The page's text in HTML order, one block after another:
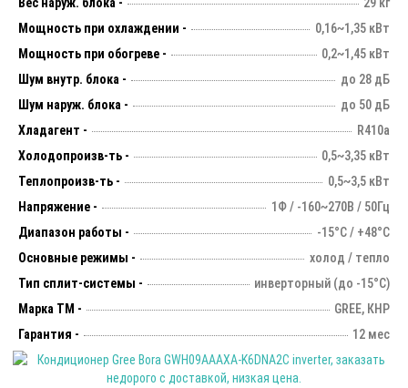
Мощность при охлаждении -
0,16~1,35 кВт
Мощность при обогреве -
0,2~1,45 кВт
Шум внутр. блока -
до 28 дБ
Шум наруж. блока -
до 50 дБ
Хладагент -
R410a
Холодопроизв-ть -
0,5~3,35 кВт
Теплопроизв-ть -
0,5~3,5 кВт
Напряжение -
1Ф / -160~270В / 50Гц
Диапазон работы -
-15°С / +48°С
Основные режимы -
холод / тепло
Тип сплит-системы -
инверторный (до -15°С)
Марка ТМ -
GREE, КНР
Гарантия -
12 мес